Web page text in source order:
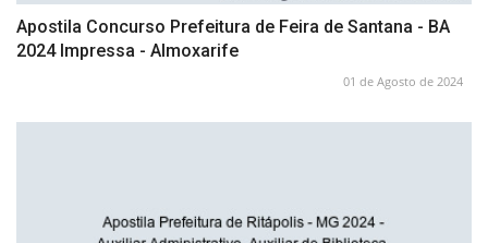
Apostila Concurso Prefeitura de Feira de Santana - BA
2024 Impressa - Almoxarife
01 de Agosto de 2024